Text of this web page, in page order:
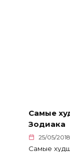
Самые
Зодиака
25/05/2018
Самые